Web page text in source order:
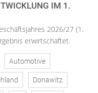
IM 1.
2026/27 (1.
erwirtschaftet.
Automotive
Donawitz